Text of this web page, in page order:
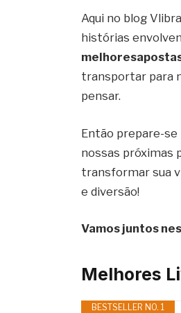
Aqui no blog
histórias
transportar para
pensar.
Então prepare-se
nossas próximas
transformar sua
e diversão!
Vamos juntos
Melhores
BESTSELLER NO. 1